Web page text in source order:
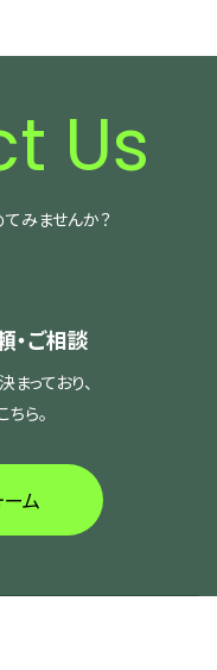
Us
みませんか？
・ご相談
っており、
ら。
ム